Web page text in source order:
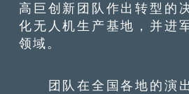
高巨创新团队作出转型的
化无人机生产基地，并进
领域。
团队在全国各地的演出